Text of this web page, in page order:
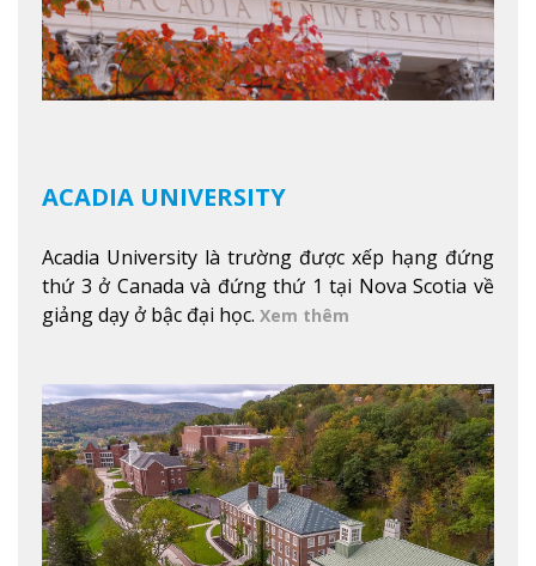
ACADIA UNIVERSITY
Acadia University là trường được xếp hạng đứng
thứ 3 ở Canada và đứng thứ 1 tại Nova Scotia về
giảng dạy ở bậc đại học. Xem thêm